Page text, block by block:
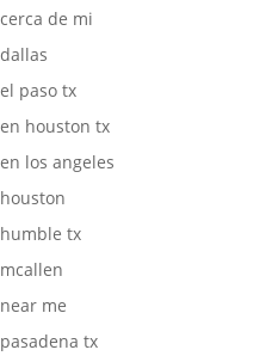
de mi
paso tx
houston tx
los angeles
tx
me
tx